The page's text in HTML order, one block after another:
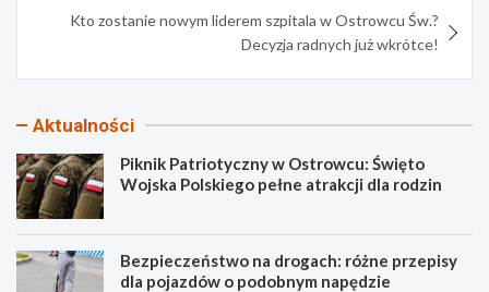
Kto zostanie nowym liderem szpitala w Ostrowcu Św.?
Decyzja radnych już wkrótce!
Aktualności
Piknik Patriotyczny w Ostrowcu: Święto
Wojska Polskiego pełne atrakcji dla rodzin
Bezpieczeństwo na drogach: różne przepisy
dla pojazdów o podobnym napędzie